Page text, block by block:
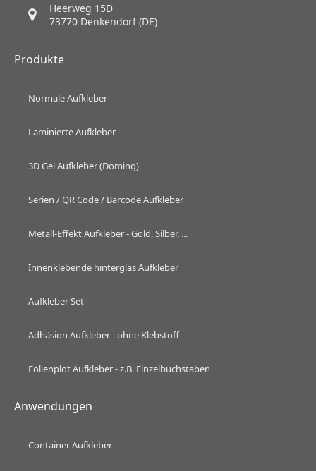
Heerweg 15D
73770 Denkendorf (DE)
Produkte
Normale Aufkleber
Laminierte Aufkleber
3D Gel Aufkleber (Doming)
Serien / QR Code / Barcode Aufkleber
Metall-Effekt Aufkleber - Gold, Silber, ...
Innenklebende hinterglas Aufkleber
Aufkleber Set
Adhäsion Aufkleber - ohne Klebstoff
Folienplot Aufkleber - z.B. Einzelbuchstaben
Anwendungen
Container Aufkleber